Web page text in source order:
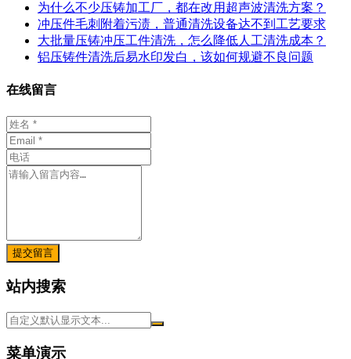
为什么不少压铸加工厂，都在改用超声波清洗方案？
冲压件毛刺附着污渍，普通清洗设备达不到工艺要求
大批量压铸冲压工件清洗，怎么降低人工清洗成本？
铝压铸件清洗后易水印发白，该如何规避不良问题
在线留言
提交留言
站内搜索
菜单演示